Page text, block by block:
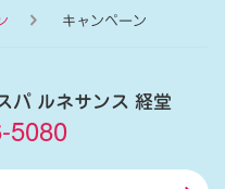
キャンペーン
パ ルネサンス 経堂
5080